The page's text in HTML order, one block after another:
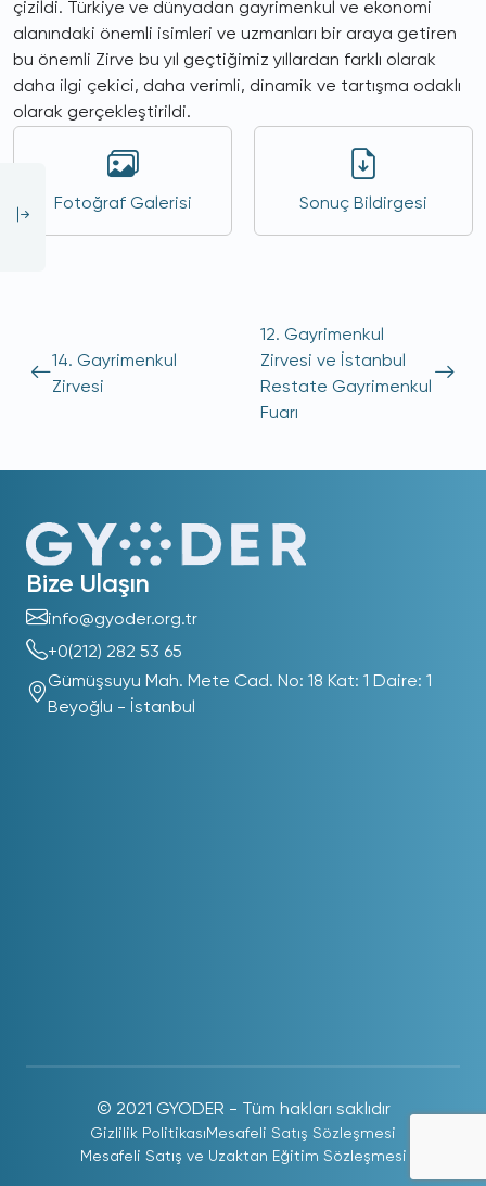
çizildi. Türkiye ve dünyadan gayrimenkul ve ekonomi
alanındaki önemli isimleri ve uzmanları bir araya getiren
bu önemli Zirve bu yıl geçtiğimiz yıllardan farklı olarak
daha ilgi çekici, daha verimli, dinamik ve tartışma odaklı
olarak gerçekleştirildi.
Fotoğraf Galerisi Sonuç Bildirgesi
14. Gayrimenkul
Zirvesi
12. Gayrimenkul
Zirvesi ve İstanbul
Restate Gayrimenkul
Fuarı
Bize Ulaşın
info@gyoder.org.tr
+0(212) 282 53 65
Gümüşsuyu Mah. Mete Cad. No: 18 Kat: 1 Daire: 1
Beyoğlu - İstanbul
© 2021 GYODER - Tüm hakları saklıdır
Gizlilik Politikası Mesafeli Satış Sözleşmesi
Mesafeli Satış ve Uzaktan Eğitim Sözleşmesi